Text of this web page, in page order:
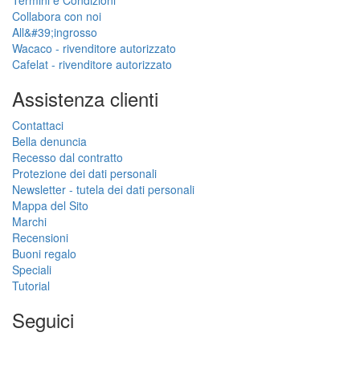
Collabora con noi
All&#39;ingrosso
Wacaco - rivenditore autorizzato
Cafelat - rivenditore autorizzato
Assistenza clienti
Contattaci
Bella denuncia
Recesso dal contratto
Protezione dei dati personali
Newsletter - tutela dei dati personali
Mappa del Sito
Marchi
Recensioni
Buoni regalo
Speciali
Tutorial
Seguici